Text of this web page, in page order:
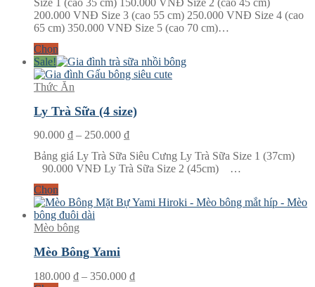
từ
150.000 ₫
đến
Size 1 (cao 35 cm) 150.000 VNĐ Size 2 (cao 45 cm)
200.000 VNĐ Size 3 (cao 55 cm) 250.000 VNĐ Size 4 (cao
65 cm) 350.000 VNĐ Size 5 (cao 70 cm)…
Chọn
Sale!
Thức Ăn
Ly Trà Sữa (4 size)
90.000 ₫ – 250.000 ₫Khoảng
từ
90.000 ₫
250.000 ₫
Bảng giá Ly Trà Sữa Siêu Cưng Ly Trà Sữa Size 1 (37cm)
90.000 VNĐ Ly Trà Sữa Size 2 (45cm) …
Chọn
Mèo bông
Mèo Bông Yami
180.000 ₫ – 350.000 ₫Khoảng